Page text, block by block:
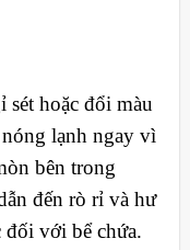
hoặc đổi màu
lạnh ngay vì
bên trong
đến rò rỉ và hư
với bể chứa.